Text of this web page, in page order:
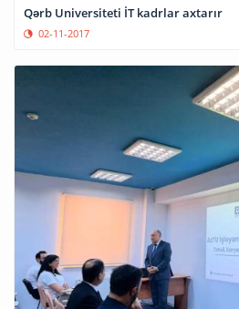
Qərb Universiteti İT kadrlar axtarır
02-11-2017